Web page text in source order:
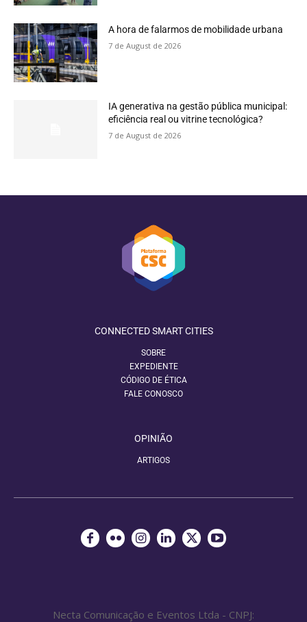
A hora de falarmos de mobilidade urbana
7 de August de 2026
IA generativa na gestão pública municipal:
eficiência real ou vitrine tecnológica?
7 de August de 2026
CONNECTED SMART CITIES
SOBRE
EXPEDIENTE
CÓDIGO DE ÉTICA
FALE CONOSCO
OPINIÃO
ARTIGOS
Necta Comunicação e Eventos Ltda - CNPJ: